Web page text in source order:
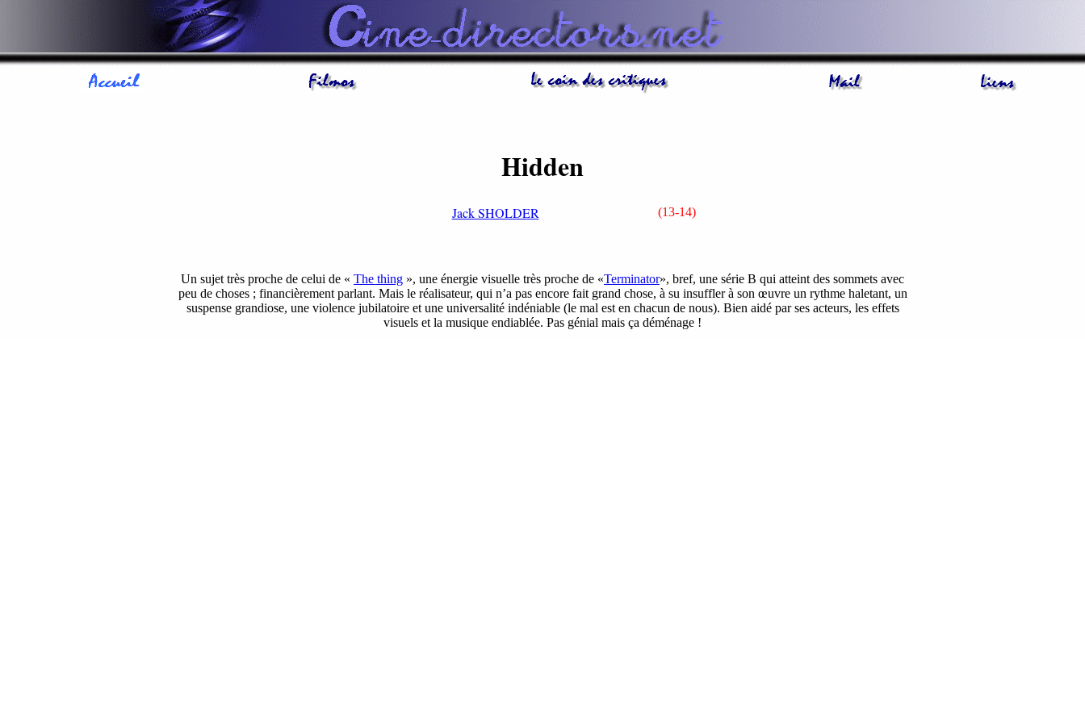
Hidden
Jack SHOLDER (13-14)
Un sujet très proche de celui de « The thing », une énergie visuelle très proche de «Terminator», bref, une série B qui atteint des sommets avec
peu de choses ; financièrement parlant. Mais le réalisateur, qui n’a pas encore fait grand chose, à su insuffler à son œuvre un rythme haletant, un
suspense grandiose, une violence jubilatoire et une universalité indéniable (le mal est en chacun de nous). Bien aidé par ses acteurs, les effets
visuels et la musique endiablée. Pas génial mais ça déménage !